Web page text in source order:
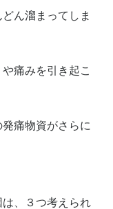
ん溜まってしま
痛みを引き起こ
痛物資がさらに
、３つ考えられ